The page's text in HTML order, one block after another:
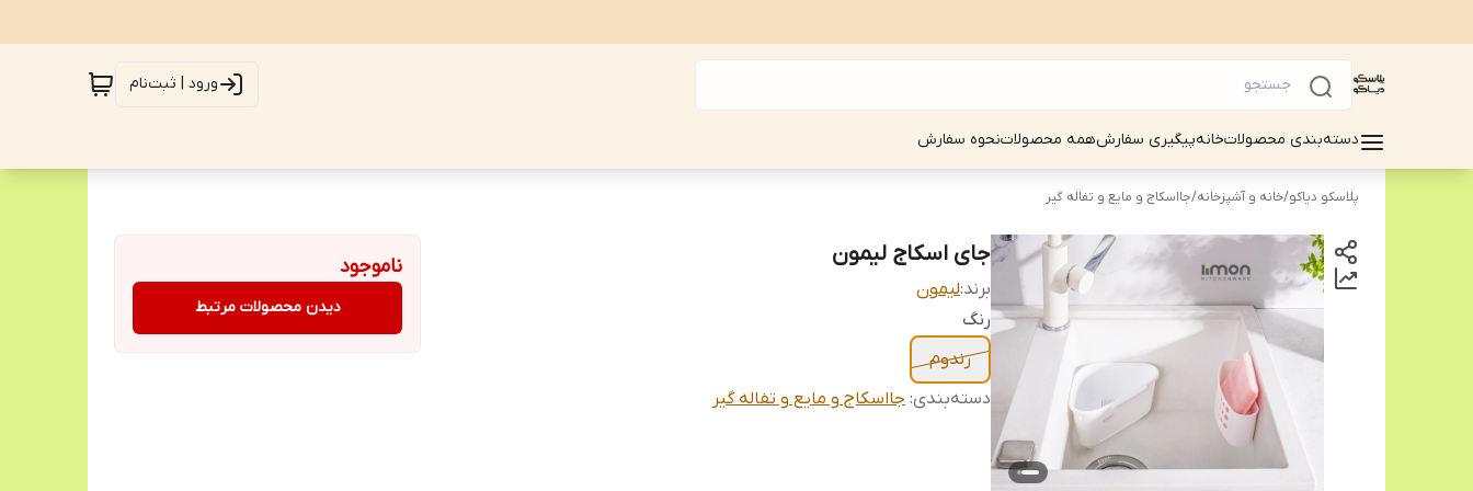
ورود | ثبت‌نام
دسته‌بندی محصولاتخانهپیگیری سفارشهمه محصولاتنحوه سفارش
پلاسکو دیاکو/خانه و آشپزخانه/جااسکاج و مایع و تفاله گیر
جای اسکاج لیمون
برند:لیمون
رنگ
رندوم
دسته‌بندی: جااسکاج و مایع و تفاله گیر
ناموجود
دیدن محصولات مرتبط